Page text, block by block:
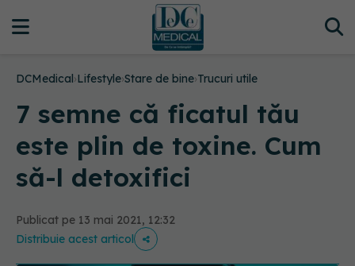
DCMedical›Lifestyle›Stare de bine›Trucuri utile
7 semne că ficatul tău
este plin de toxine. Cum
să-l detoxifici
Publicat pe 13 mai 2021, 12:32
Distribuie acest articol